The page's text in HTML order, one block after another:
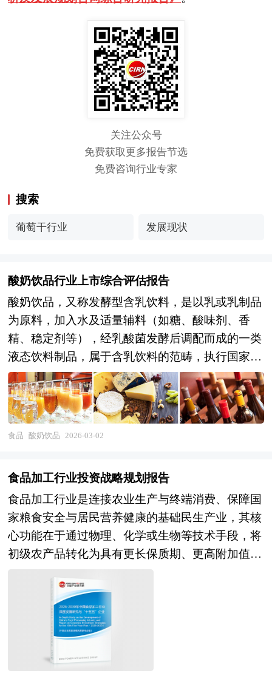
关注公众号
免费获取更多报告节选
免费咨询行业专家
搜索
葡萄干行业 发展现状
酸奶饮品行业上市综合评估报告
酸奶饮品，又称发酵型含乳饮料，是以乳或乳制品
为原料，加入水及适量辅料（如糖、酸味剂、香
精、稳定剂等），经乳酸菌发酵后调配而成的一类
液态饮料制品，属于含乳饮料的范畴，执行国家标
准GB/T 21732-2008《含乳饮料》或《食品安全国
家标准 饮料》（GB 7101-2022）。其本质是“加了
奶的饮料”，而非纯乳制品，与传统酸奶在原料、
营养成分、生产工艺和产品属性上存在显著差异。
菌，随后加入大量水、甜味剂及其他食品添加剂进
行稀释和调味，最终形成口感清爽、酸甜适中的即
饮型饮品。由于其液态、便携的特性，适合即开即
饮，广泛应用于日常解渴、运动后补充或作为休闲
饮品。 企业发展到一定阶段就会遇到资金制约问
题，而资本市场作为企业的主要融资渠道之一具有
融资效率高、规模大、限制条件少等众多优势。由
于资本市场融资进限于创业板上市企业和首发创业
板上市企业，企业的创业板上市问题就变得十分关
键。 企业创业板上市有以下好处： 1、创业板上市
时及日后均有机会筹集资金，以获得资本扩展业
食品 酸奶饮品 2026-03-02
食品加工行业投资战略规划报告
食品加工行业是连接农业生产与终端消费、保障国
家粮食安全与居民营养健康的基础民生产业，其核
心功能在于通过物理、化学或生物等技术手段，将
初级农产品转化为具有更长保质期、更高附加值、
化、便捷化的饮食需求。从产业范畴来看，食品加
工行业涵盖农副食品加工业（谷物磨制、植物油加
工、屠宰及肉类加工、水产品加工），食品制造业
（焙烤食品、方便食品、乳制品、调味品、发酵制
品、罐头食品），以及酒饮料和精制茶制造业等细